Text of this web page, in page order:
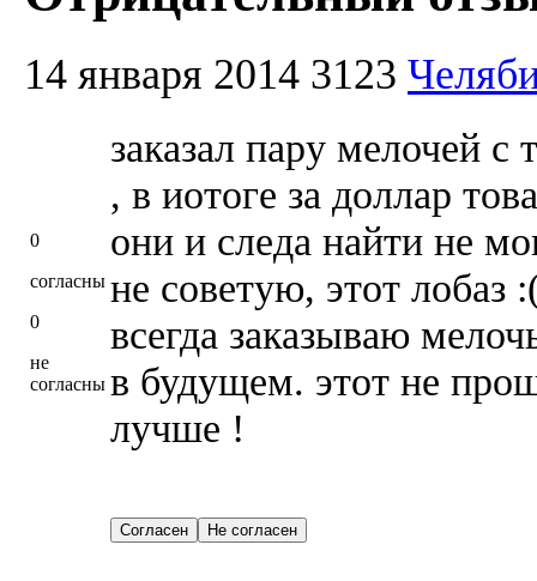
14 января 2014 3123
0
согласны
0
не
согласны
заказал пару мелочей с
, в иотоге за доллар
они и следа найти не
не советую, этот лобаз
всегда заказываю
в будущем. этот не
лучше !